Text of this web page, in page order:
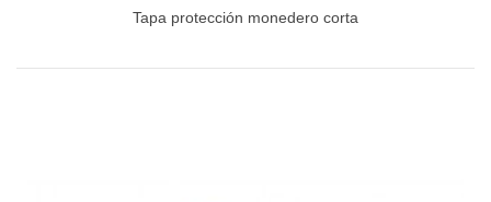
Tapa protección monedero corta